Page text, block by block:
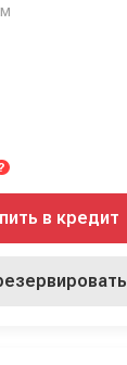
в кредит